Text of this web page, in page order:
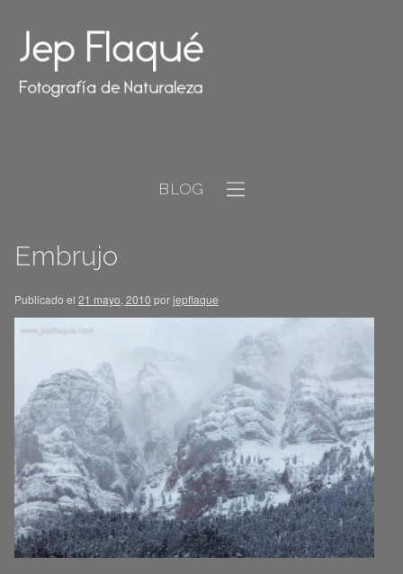
BLOG
Embrujo
Publicado el 21 mayo, 2010 porjepflaque